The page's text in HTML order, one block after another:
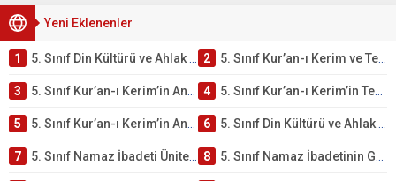
Yeni Eklenenler
1 5. Sınıf Din Kültürü ve Ahlak Bilgisi 2. Ünite: Kur’an-ı Kerim Çalışmaları 2 5. Sınıf Kur’an-ı Kerim ve Temel Özellikleri Testi – Online Çöz
3 5. Sınıf Kur’an-ı Kerim’in Ana Konuları Testi – Online Çöz 4 5. Sınıf Kur’an-ı Kerim’in Temel Özellikleri ve Önemi Testi – Online Çöz
5 5. Sınıf Kur’an-ı Kerim’in Anlamı ve Önemi Testi – Online Çöz 6 5. Sınıf Din Kültürü ve Ahlak Bilgisi 2. Ünite: Namaz İbadeti Çalışmaları
7 5. Sınıf Namaz İbadeti Ünite Testi – Online Çöz 8 5. Sınıf Namaz İbadetinin Getirdiği Faydalar Testi